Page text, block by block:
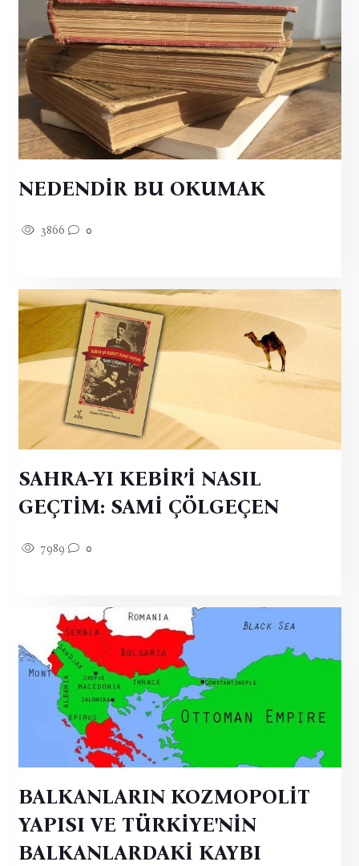
NEDENDİR BU OKUMAK
3866 0
SAHRA-YI KEBİR’İ NASIL
GEÇTİM: SAMİ ÇÖLGEÇEN
7989 0
BALKANLARIN KOZMOPOLİT
YAPISI VE TÜRKİYE'NİN
BALKANLARDAKİ KAYBI